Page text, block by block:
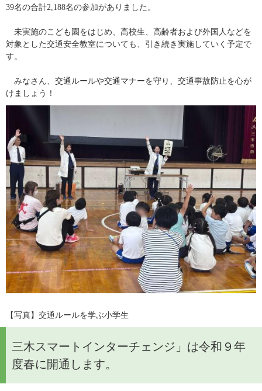
39名の合計2,188名の参加がありました。
未実施のこども園をはじめ、高校生、高齢者および外国人などを
対象とした交通安全教室についても、引き続き実施していく予定で
す。
みなさん、交通ルールや交通マナーを守り、交通事故防止を心が
けましょう！
​【写真】交通ルールを学ぶ小学生
三木スマートインターチェンジ」は令和９年
度春に開通します。